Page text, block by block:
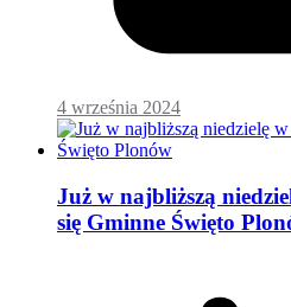
4 września 2024
Już w najbliższą
się Gminne Święto